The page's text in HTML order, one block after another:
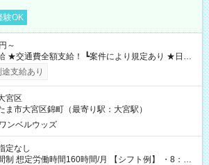
験OK
～
日払
定あり） ┗働いたその日に現金GET♪ お仕事後はコ
日払い分を引き落とせます！ 【試用期間】試
支給あり
宮区
ま市大宮区錦町（最寄り駅：大宮駅）
ンベルウッズ
定なし
労働時間160時間/月 【シフト例】 ・8：00